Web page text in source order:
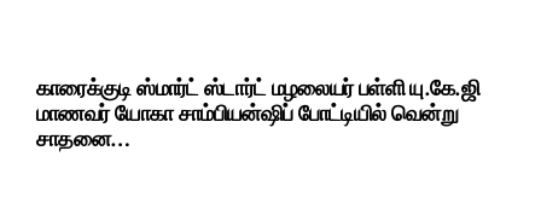
காரைக்குடி ஸ்மார்ட் ஸ்டார்ட் மழலையர் பள்ளி யு.கே.ஜி
மாணவர் யோகா சாம்பியன்ஷிப் போட்டியில் வென்று
சாதனை…